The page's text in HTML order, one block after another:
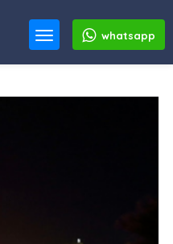
whatsapp